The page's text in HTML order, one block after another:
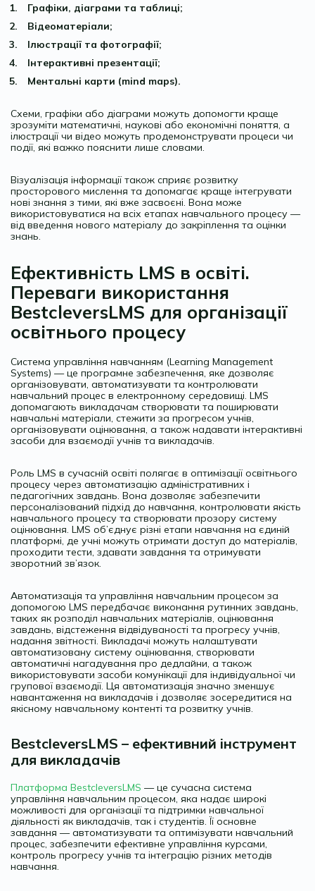
Графіки, діаграми та таблиці;
Відеоматеріали;
Ілюстрації та фотографії;
Інтерактивні презентації;
Ментальні карти (mind maps).
Схеми, графіки або діаграми можуть допомогти краще
зрозуміти математичні, наукові або економічні поняття, а
ілюстрації чи відео можуть продемонструвати процеси чи
події, які важко пояснити лише словами.
Візуалізація інформації також сприяє розвитку
просторового мислення та допомагає краще інтегрувати
нові знання з тими, які вже засвоєні. Вона може
використовуватися на всіх етапах навчального процесу —
від введення нового матеріалу до закріплення та оцінки
знань.
Ефективність LMS в освіті.
Переваги використання
BestcleversLMS для організації
освітнього процесу
Система управління навчанням (Learning Management
Systems) — це програмне забезпечення, яке дозволяє
організовувати, автоматизувати та контролювати
навчальний процес в електронному середовищі. LMS
допомагають викладачам створювати та поширювати
навчальні матеріали, стежити за прогресом учнів,
організовувати оцінювання, а також надавати інтерактивні
засоби для взаємодії учнів та викладачів.
Роль LMS в сучасній освіті полягає в оптимізації освітнього
процесу через автоматизацію адміністративних і
педагогічних завдань. Вона дозволяє забезпечити
персоналізований підхід до навчання, контролювати якість
навчального процесу та створювати прозору систему
оцінювання. LMS об’єднує різні етапи навчання на єдиній
платформі, де учні можуть отримати доступ до матеріалів,
проходити тести, здавати завдання та отримувати
зворотний зв’язок.
Автоматизація та управління навчальним процесом за
допомогою LMS передбачає виконання рутинних завдань,
таких як розподіл навчальних матеріалів, оцінювання
завдань, відстеження відвідуваності та прогресу учнів,
надання звітності. Викладачі можуть налаштувати
автоматизовану систему оцінювання, створювати
автоматичні нагадування про дедлайни, а також
використовувати засоби комунікації для індивідуальної чи
групової взаємодії. Ця автоматизація значно зменшує
навантаження на викладачів і дозволяє зосередитися на
якісному навчальному контенті та розвитку учнів.
BestcleversLMS – ефективний інструмент
для викладачів
Платформа BestcleversLMS — це сучасна система
управління навчальним процесом, яка надає широкі
можливості для організації та підтримки навчальної
діяльності як викладачів, так і студентів. Її основне
завдання — автоматизувати та оптимізувати навчальний
процес, забезпечити ефективне управління курсами,
контроль прогресу учнів та інтеграцію різних методів
навчання.